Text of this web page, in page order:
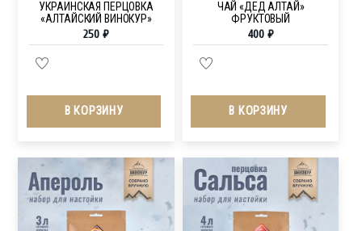
УКРАИНСКАЯ ПЕРЦОВКА
«АЛТАЙСКИЙ ВИНОКУР»
250₽
В КОРЗИНУ
ЧАЙ «ДЕД АЛТАЙ»
ФРУКТОВЫЙ
400 ₽
В КОРЗИНУ